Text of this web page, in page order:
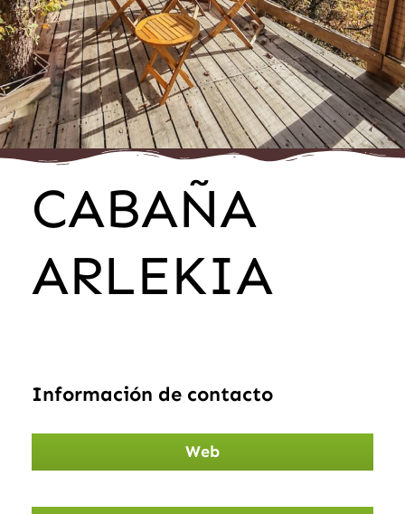
CABAÑA
ARLEKIA
Información de contacto
Web